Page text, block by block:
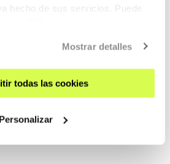
hecho de sus servicios. Puede
Mostrar detalles
todas las cookies
Personalizar